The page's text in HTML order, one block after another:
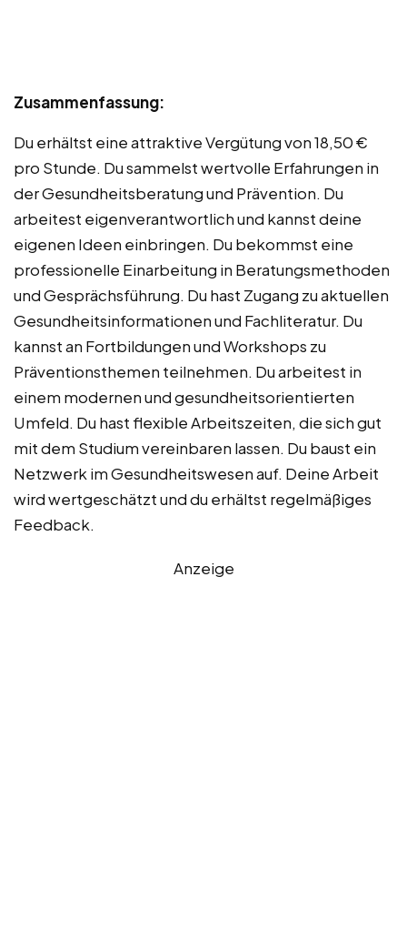
Zusammenfassung:
Du erhältst eine attraktive Vergütung von 18,50 €
pro Stunde. Du sammelst wertvolle Erfahrungen in
der Gesundheitsberatung und Prävention. Du
arbeitest eigenverantwortlich und kannst deine
eigenen Ideen einbringen. Du bekommst eine
professionelle Einarbeitung in Beratungsmethoden
und Gesprächsführung. Du hast Zugang zu aktuellen
Gesundheitsinformationen und Fachliteratur. Du
kannst an Fortbildungen und Workshops zu
Präventionsthemen teilnehmen. Du arbeitest in
einem modernen und gesundheitsorientierten
Umfeld. Du hast flexible Arbeitszeiten, die sich gut
mit dem Studium vereinbaren lassen. Du baust ein
Netzwerk im Gesundheitswesen auf. Deine Arbeit
wird wertgeschätzt und du erhältst regelmäßiges
Feedback.
Anzeige